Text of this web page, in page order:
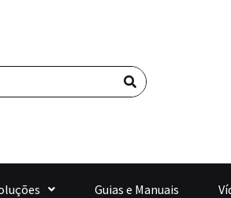
Pesquisar
Guias e Manuais